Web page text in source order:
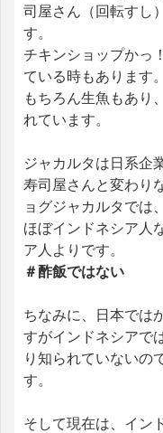
司屋さん（回転すし
す。
チキンショップかっ
ている時もあります
もちろん生魚もあり
れています。
ジャカルタは日系企
寿司屋さんと変わり
ョグジャカルタでは
ほぼインドネシア人
ア人よりです。
＃酢飯ではない
ちなみに、日本では
すがインドネシアで
り知られていないの
す。
そして現在は、イン